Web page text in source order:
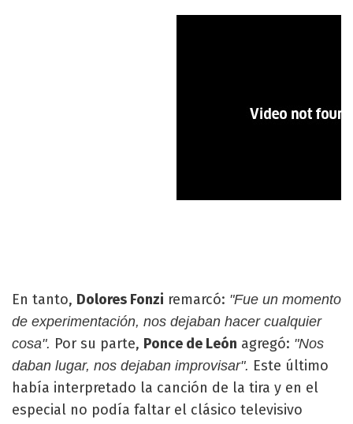
En tanto, Dolores Fonzi remarcó: "Fue un momento
de experimentación, nos dejaban hacer cualquier
cosa". Por su parte, Ponce de León agregó: "Nos
daban lugar, nos dejaban improvisar". Este último
había interpretado la canción de la tira y en el
especial no podía faltar el clásico televisivo